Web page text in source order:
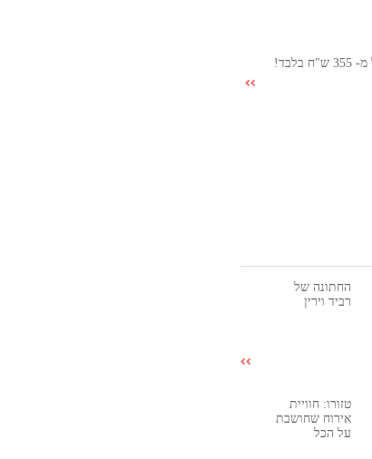
החתונה של
רביד וירין
טזורו: חוויית
אירוח שחושבת
על הכל